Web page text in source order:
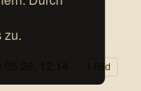
1 Bild
zu.